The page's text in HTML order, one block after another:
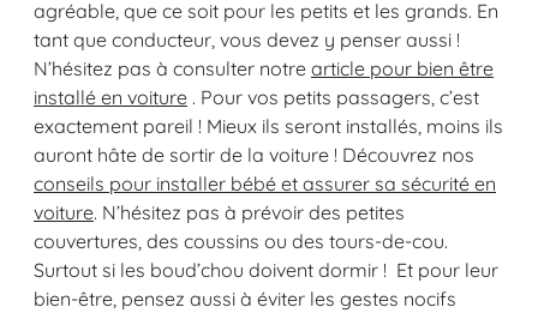
agréable, que ce soit pour les petits et les grands. En
tant que conducteur, vous devez y penser aussi !
N’hésitez pas à consulter notre article pour bien être
installé en voiture . Pour vos petits passagers, c’est
exactement pareil ! Mieux ils seront installés, moins ils
auront hâte de sortir de la voiture ! Découvrez nos
conseils pour installer bébé et assurer sa sécurité en
voiture. N’hésitez pas à prévoir des petites
couvertures, des coussins ou des tours-de-cou.
Surtout si les boud’chou doivent dormir ! Et pour leur
bien-être, pensez aussi à éviter les gestes nocifs